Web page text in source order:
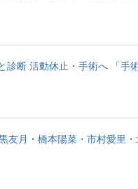
診断 活動休止・手術へ 「手
友月・橋本陽菜・市村愛里